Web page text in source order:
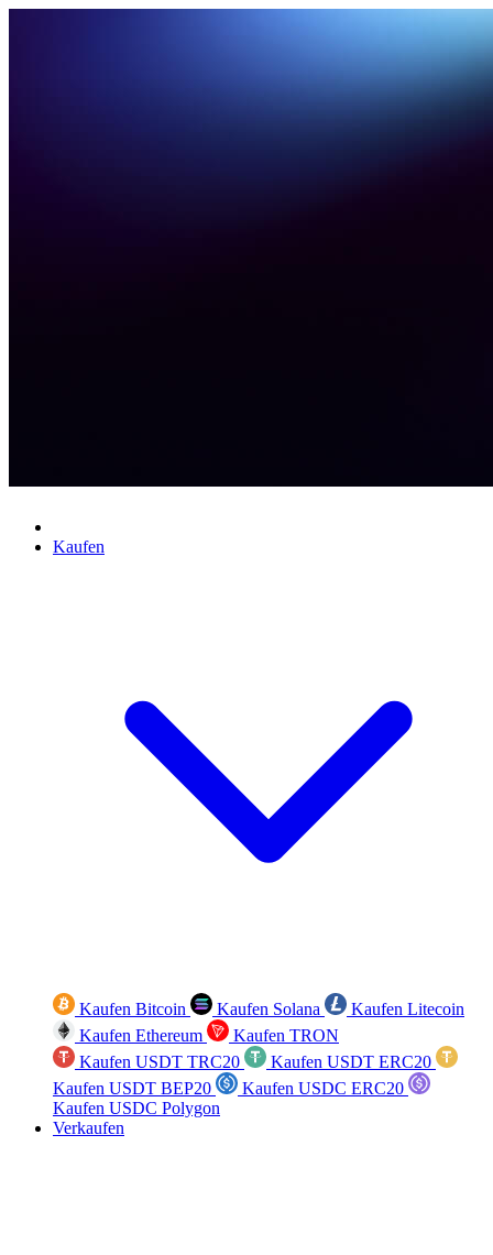
Kaufen
Kaufen Bitcoin Kaufen Solana
Kaufen Litecoin
Kaufen Ethereum
Kaufen TRON
Kaufen USDT TRC20
Kaufen USDT ERC20
Kaufen USDT BEP20
Kaufen USDC ERC20
Kaufen USDC Polygon
Verkaufen